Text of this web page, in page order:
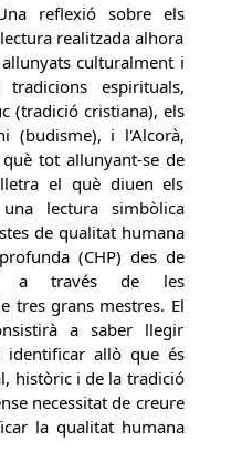
reflexió sobre els
realitzada alhora
culturalment i
espirituals,
(tradició cristiana), els
(budisme), i l'Alcorà,
tot allunyant-se de
el què diuen els
lectura simbòlica
de qualitat humana
(CHP) des de
a través de les
tres grans mestres. El
a saber llegir
identificar allò que és
històric i de la tradició
necessitat de creure
la qualitat humana